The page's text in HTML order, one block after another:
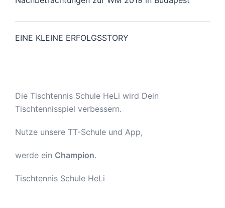
EINE KLEINE ERFOLGSSTORY
Die Tischtennis Schule HeLi wird Dein
Tischtennisspiel verbessern.
Nutze unsere TT-Schule und App,
werde ein Champion.
Tischtennis Schule HeLi